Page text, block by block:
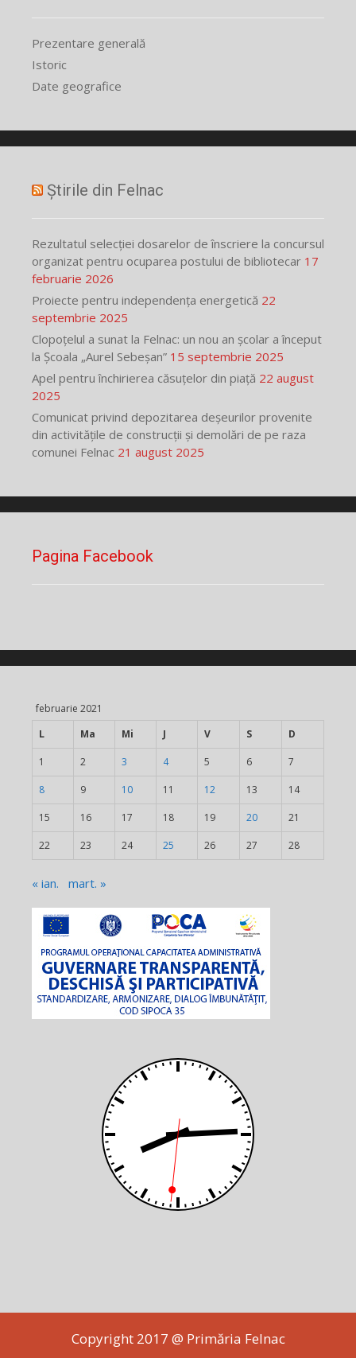
Prezentare generală
Istoric
Date geografice
Știrile din Felnac
Rezultatul selecției dosarelor de înscriere la concursul
organizat pentru ocuparea postului de bibliotecar 17
februarie 2026
Proiecte pentru independența energetică 22
septembrie 2025
Clopoțelul a sunat la Felnac: un nou an școlar a început
la Școala „Aurel Sebeșan” 15 septembrie 2025
Apel pentru închirierea căsuțelor din piață 22 august
2025
Comunicat privind depozitarea deșeurilor provenite
din activitățile de construcții și demolări de pe raza
comunei Felnac 21 august 2025
Pagina Facebook
februarie 2021
L
Ma Mi J V S D
1 2 3 4 5 6 7
8 9 10 11 12 13 14
15 16 17 18 19 20 21
22 23 24 25 26 27 28
« ian. mart. »
Copyright 2017 @ Primăria Felnac